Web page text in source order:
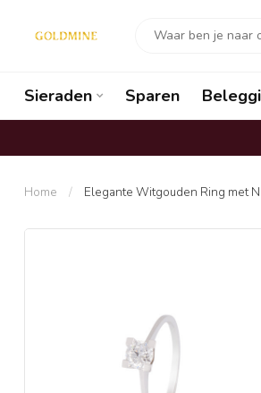
Sieraden Sparen
Home / Elegante Witgouden Ring met